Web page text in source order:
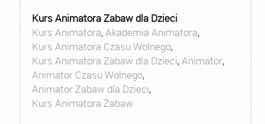
Kurs Animatora Zabaw dla Dzieci
Kurs Animatora,Akademia Animatora,
Kurs Animatora Czasu Wolnego,
Kurs Animatora Zabaw dla Dzieci,Animator,
Animator Czasu Wolnego,
Animator Zabaw dla Dzieci,
Kurs Animatora Zabaw